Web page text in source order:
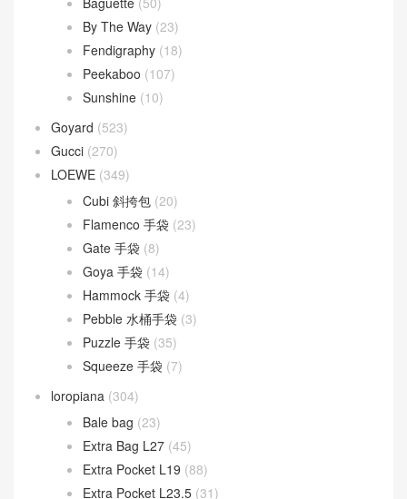
Dior Groove
(1)
Dior Saddle
(1)
DIOR TOUJOURS
Lady D-Joy(26)
Fendi (577)
Baguette
By The Way (23)
Fendigraphy (18)
Peekaboo (107)
Sunshine(10)
Goyard(523)
Gucci (270)
LOEWE(349)
Cubi 斜挎包(20)
Flamenco 手袋
Gate 手袋(8)
Goya 手袋 (14)
Hammock 手袋(4)
Pebble 水桶手袋(3)